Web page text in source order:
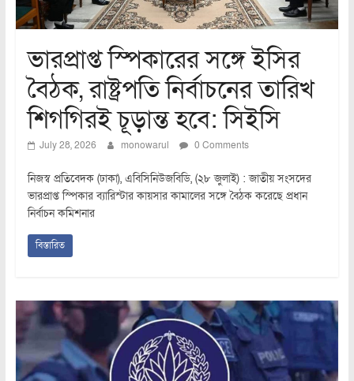
ভারপ্রাপ্ত স্পিকারের সঙ্গে ইসির
বৈঠক, রাষ্ট্রপতি নির্বাচনের তারিখ
শিগগিরই চূড়ান্ত হবে: সিইসি
July 28, 2026 monowarul 0 Comments
নিজস্ব প্রতিবেদক (ঢাকা), এবিসিনিউজবিডি, (২৮ জুলাই) : জাতীয় সংসদের
ভারপ্রাপ্ত স্পিকার ব্যারিস্টার কায়সার কামালের সঙ্গে বৈঠক করেছে প্রধান
নির্বাচন কমিশনার
বিস্তারিত